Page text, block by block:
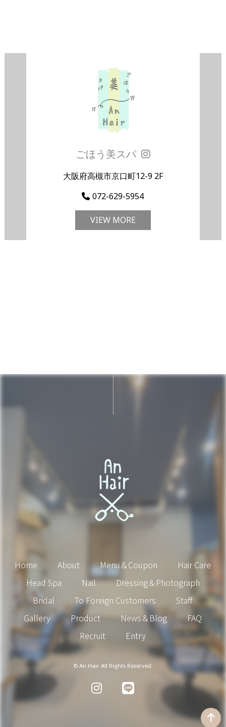
ごほう美スパ
大阪府高槻市京口町12-9 2F
072-629-5954
VIEW MORE
Home About Menu＆Coupon
Hair Care
Head Spa
Nail
Dressing＆Photograph
Bridal
To Foreign Customers
Staff
Gallery
Product News＆Blog
FAQ
Recruit
Entry
© An Hair All Rights Reserved.